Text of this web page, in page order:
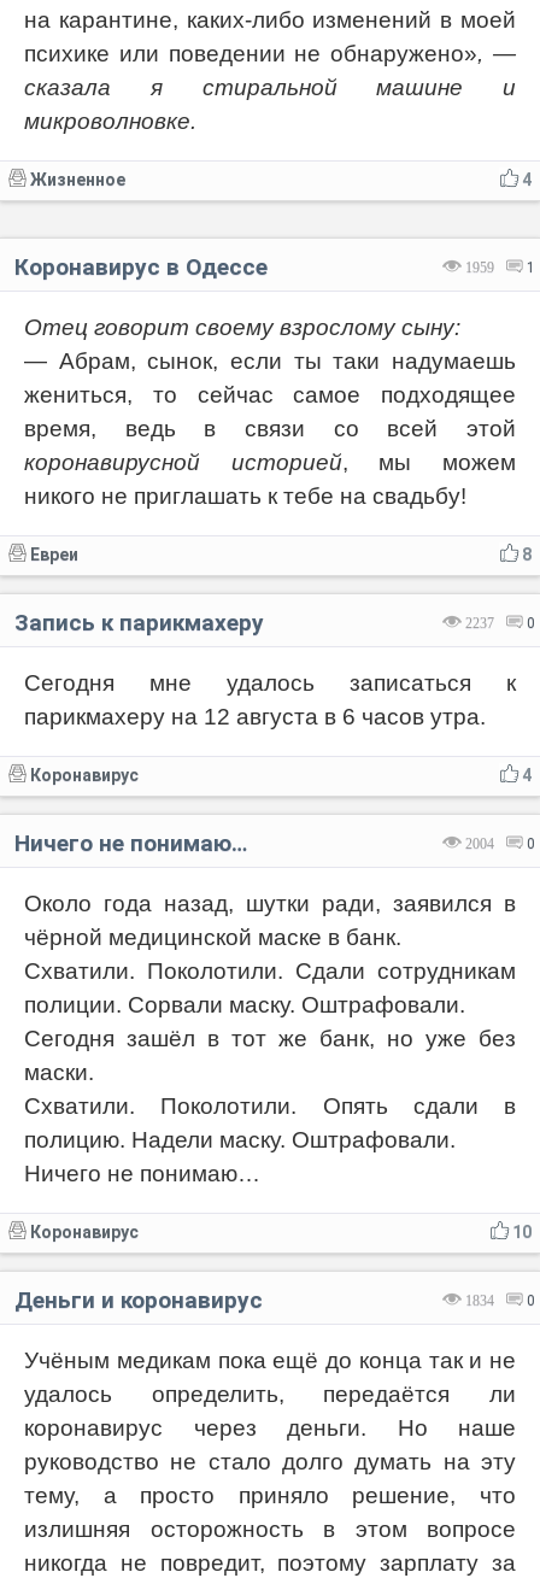
на карантине, каких-либо изменений в моей
психике или поведении не обнаружено», —
сказала я стиральной машине и
микроволновке.
4
Жизненное
1959 1
Коронавирус в Одессе
Отец говорит своему взрослому сыну:
— Абрам, сынок, если ты таки надумаешь
жениться, то сейчас самое подходящее
время, ведь в связи со всей этой
коронавирусной историей, мы можем
никого не приглашать к тебе на свадьбу!
8
Евреи
2237 0
Запись к парикмахеру
Сегодня мне удалось записаться к
парикмахеру на 12 августа в 6 часов утра.
4
Коронавирус
2004 0
Ничего не понимаю…
Около года назад, шутки ради, заявился в
чёрной медицинской маске в банк.
Схватили. Поколотили. Сдали сотрудникам
полиции. Сорвали маску. Оштрафовали.
Сегодня зашёл в тот же банк, но уже без
маски.
Схватили. Поколотили. Опять сдали в
полицию. Надели маску. Оштрафовали.
Ничего не понимаю…
10
Коронавирус
1834 0
Деньги и коронавирус
Учёным медикам пока ещё до конца так и не
удалось определить, передаётся ли
коронавирус через деньги. Но наше
руководство не стало долго думать на эту
тему, а просто приняло решение, что
излишняя осторожность в этом вопросе
никогда не повредит, поэтому зарплату за